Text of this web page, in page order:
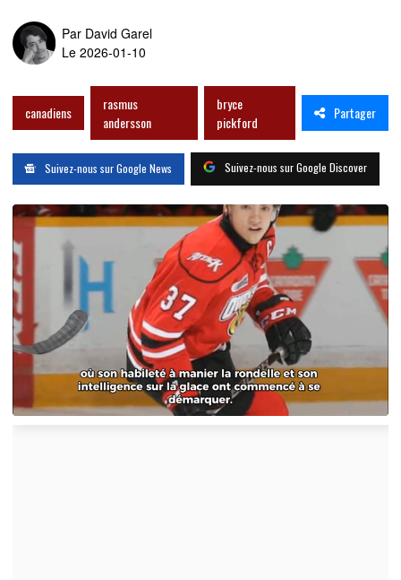
Par David Garel
Le 2026-01-10
canadiens
rasmus
andersson
bryce
pickford
Partager
Suivez-nous sur Google News Suivez-nous sur Google Discover